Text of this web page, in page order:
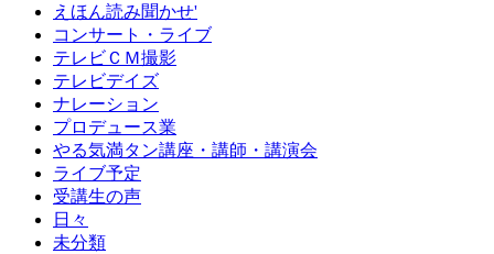
えほん読み聞かせ'
コンサート・ライブ
テレビＣＭ撮影
テレビデイズ
ナレーション
プロデュース業
やる気満タン講座・講師・講演会
ライブ予定
受講生の声
日々
未分類